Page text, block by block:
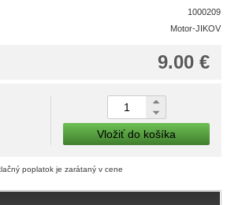
1000209
Motor-JIKOV
9.00 €
Vložiť do košíka
poplatok je zarátaný v cene